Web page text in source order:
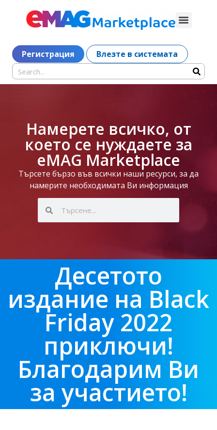
Регистрация Влезте в системата
Намерете всичко, от
което се нуждаете за
eMAG Marketplace
Търсете бързо във всички наши ресурси, за да
намерите необходимата Ви информация
Десетото
издание на Black
Friday 2022
приключи!
Благодарим Ви
за участието!